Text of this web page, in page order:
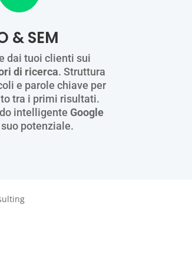
& SEM
dai tuoi clienti sui
di ricerca. Struttura
e parole chiave per
tra i primi risultati.
intelligente Google
potenziale.